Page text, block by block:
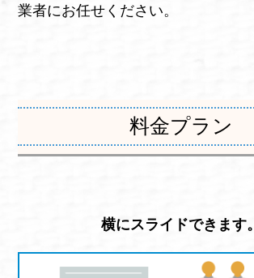
業者にお任せください。
料金プラン
横にスライドできます。